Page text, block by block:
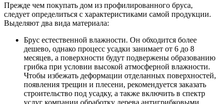
Прежде чем покупать дом из профилированного бруса,
следует определиться с характеристиками самой продукции.
Выделяют два вида материала:
Брус естественной влажности. Он обходится более
дешево, однако процесс усадки занимает от 6 до 8
месяцев, а поверхности будут подвержены образованию
грибка при условии высокой атмосферной влажности.
Чтобы избежать деформации отделанных поверхностей,
появления трещин и плесени, рекомендуется заказать
строительство под усадку, а также включить в спектр
услуг компании обработку дерева антигрибковыми